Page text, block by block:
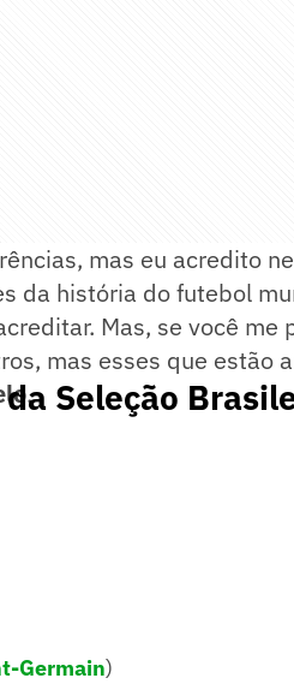
mas eu acredito
da história do futebol
Mas, se você me
mas esses que estão
.
Seleção
Germain)